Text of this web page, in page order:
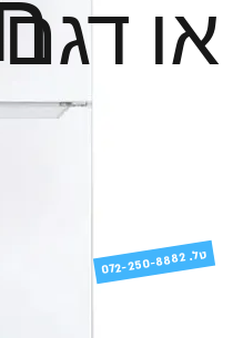
או דגם
072-250-8882 .טל